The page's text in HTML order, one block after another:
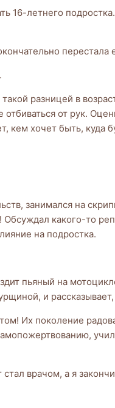
16-летнего
перестала
разницей в
от рук.
хочет быть, куда
занимался на
Обсуждал какого-то
на подростка.
пьяный на
и
Их поколение
врачом, а я